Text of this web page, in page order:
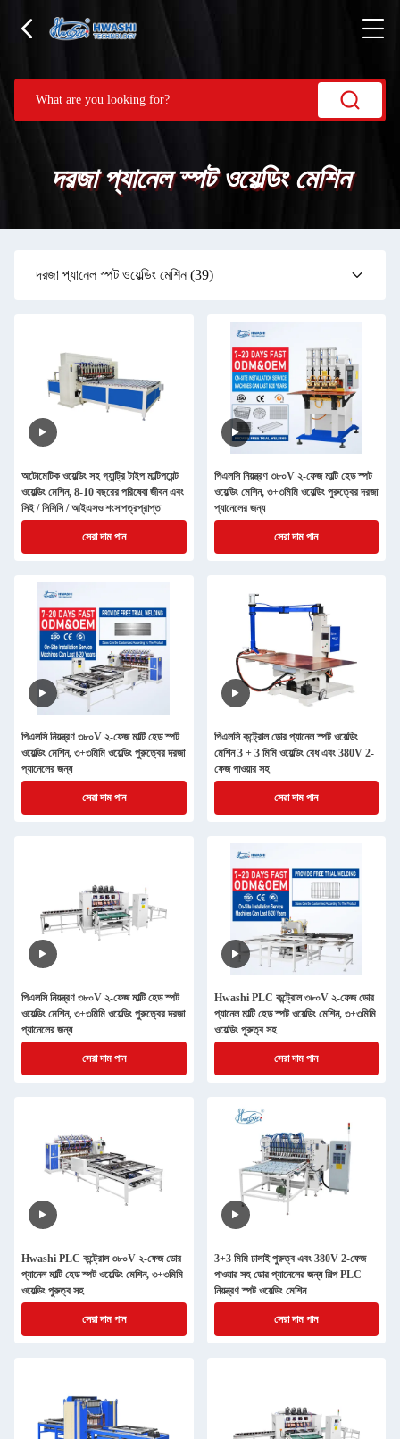
দরজা প্যানেল স্পট ওয়েল্ডিং মেশিন
দরজা প্যানেল স্পট ওয়েল্ডিং মেশিন(39)
অটোমেটিক ওয়েল্ডিং সহ গ্যান্ট্রি টাইপ মাল্টিপয়েন্ট
ওয়েল্ডিং মেশিন, 8-10 বছরের পরিষেবা জীবন এবং
সিই / সিসিসি / আইএসও শংসাপত্রপ্রাপ্ত
সেরা দাম পান
পিএলসি নিয়ন্ত্রণ ৩৮০V ২-ফেজ মাল্টি হেড স্পট
ওয়েল্ডিং মেশিন, ৩+৩মিমি ওয়েল্ডিং পুরুত্বের দরজা
প্যানেলের জন্য
সেরা দাম পান
পিএলসি নিয়ন্ত্রণ ৩৮০V ২-ফেজ মাল্টি হেড স্পট
ওয়েল্ডিং মেশিন, ৩+৩মিমি ওয়েল্ডিং পুরুত্বের দরজা
প্যানেলের জন্য
সেরা দাম পান
পিএলসি কন্ট্রোল ডোর প্যানেল স্পট ওয়েল্ডিং
মেশিন 3 + 3 মিমি ওয়েল্ডিং বেধ এবং 380V 2-
ফেজ পাওয়ার সহ
সেরা দাম পান
পিএলসি নিয়ন্ত্রণ ৩৮০V ২-ফেজ মাল্টি হেড স্পট
ওয়েল্ডিং মেশিন, ৩+৩মিমি ওয়েল্ডিং পুরুত্বের দরজা
প্যানেলের জন্য
সেরা দাম পান
Hwashi PLC কন্ট্রোল ৩৮০V ২-ফেজ ডোর
প্যানেল মাল্টি হেড স্পট ওয়েল্ডিং মেশিন, ৩+৩মিমি
ওয়েল্ডিং পুরুত্ব সহ
সেরা দাম পান
Hwashi PLC কন্ট্রোল ৩৮০V ২-ফেজ ডোর
প্যানেল মাল্টি হেড স্পট ওয়েল্ডিং মেশিন, ৩+৩মিমি
ওয়েল্ডিং পুরুত্ব সহ
সেরা দাম পান
3+3 মিমি ঢালাই পুরুত্ব এবং 380V 2-ফেজ
পাওয়ার সহ ডোর প্যানেলের জন্য শিল্প PLC
নিয়ন্ত্রণ স্পট ওয়েল্ডিং মেশিন
সেরা দাম পান